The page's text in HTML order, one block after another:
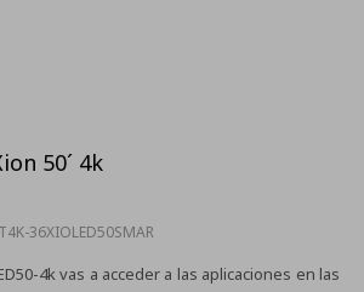
50´ 4k
36XIOLED50SMAR
4k vas a acceder a las aplicaciones en las